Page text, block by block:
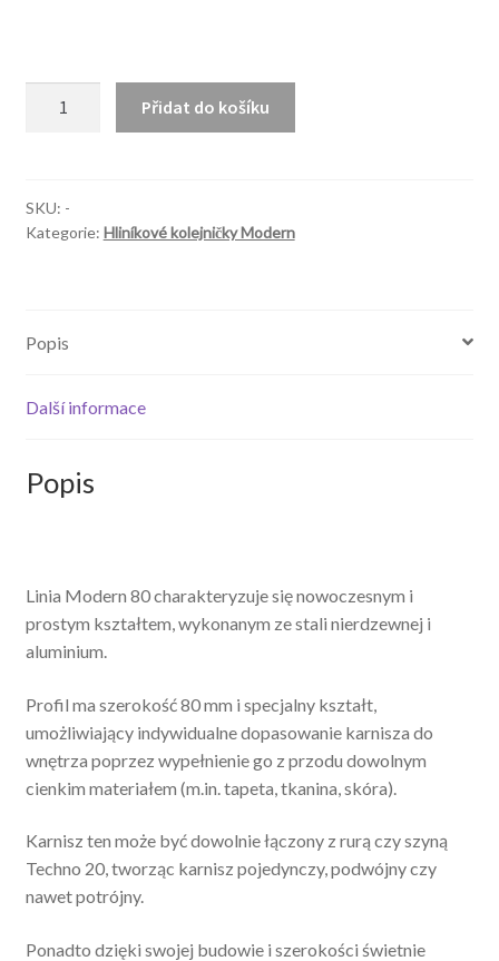
Přidat do košíku
SKU: -
Kategorie: Hliníkové kolejničky Modern
Popis
Další informace
Popis
Linia Modern 80 charakteryzuje się nowoczesnym i
prostym kształtem, wykonanym ze stali nierdzewnej i
aluminium.
Profil ma szerokość 80 mm i specjalny kształt,
umożliwiający indywidualne dopasowanie karnisza do
wnętrza poprzez wypełnienie go z przodu dowolnym
cienkim materiałem (m.in. tapeta, tkanina, skóra).
Karnisz ten może być dowolnie łączony z rurą czy szyną
Techno 20, tworząc karnisz pojedynczy, podwójny czy
nawet potrójny.
Ponadto dzięki swojej budowie i szerokości świetnie